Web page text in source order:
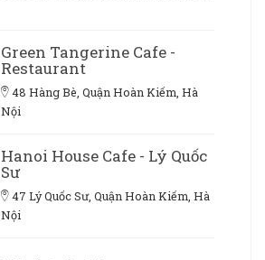
Green Tangerine Cafe -
Restaurant
48 Hàng Bè, Quận Hoàn Kiếm, Hà
Nội
Hanoi House Cafe - Lý Quốc
Sư
47 Lý Quốc Sư, Quận Hoàn Kiếm, Hà
Nội